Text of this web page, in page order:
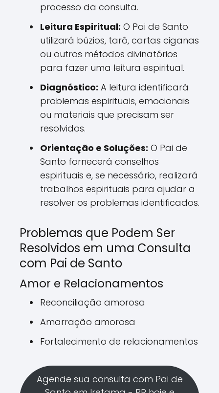
processo da consulta.
Leitura Espiritual: O Pai de Santo
utilizará búzios, tarô, cartas ciganas
ou outros métodos divinatórios
para fazer uma leitura espiritual.
Diagnóstico: A leitura identificará
problemas espirituais, emocionais
ou materiais que precisam ser
resolvidos.
Orientação e Soluções: O Pai de
Santo fornecerá conselhos
espirituais e, se necessário, realizará
trabalhos espirituais para ajudar a
resolver os problemas identificados.
Problemas que Podem Ser
Resolvidos em uma Consulta
com Pai de Santo
Amor e Relacionamentos
Reconciliação amorosa
Amarração amorosa
Fortalecimento de relacionamentos
Agende sua consulta com Pai de